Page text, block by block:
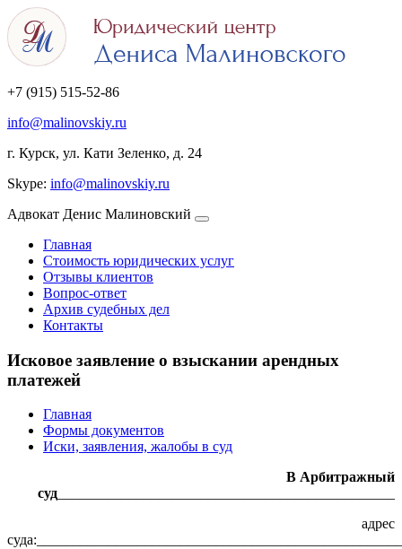
+7 (915) 515-52-86
info@malinovskiy.ru
г. Курск, ул. Кати Зеленко, д. 24
Skype: info@malinovskiy.ru
Адвокат Денис Малиновский
Главная
Стоимость юридических услуг
Отзывы клиентов
Вопрос-ответ
Архив судебных дел
Контакты
Исковое заявление о взыскании арендных
платежей
Главная
Формы документов
Иски, заявления, жалобы в суд
В Арбитражный
суд
адрес